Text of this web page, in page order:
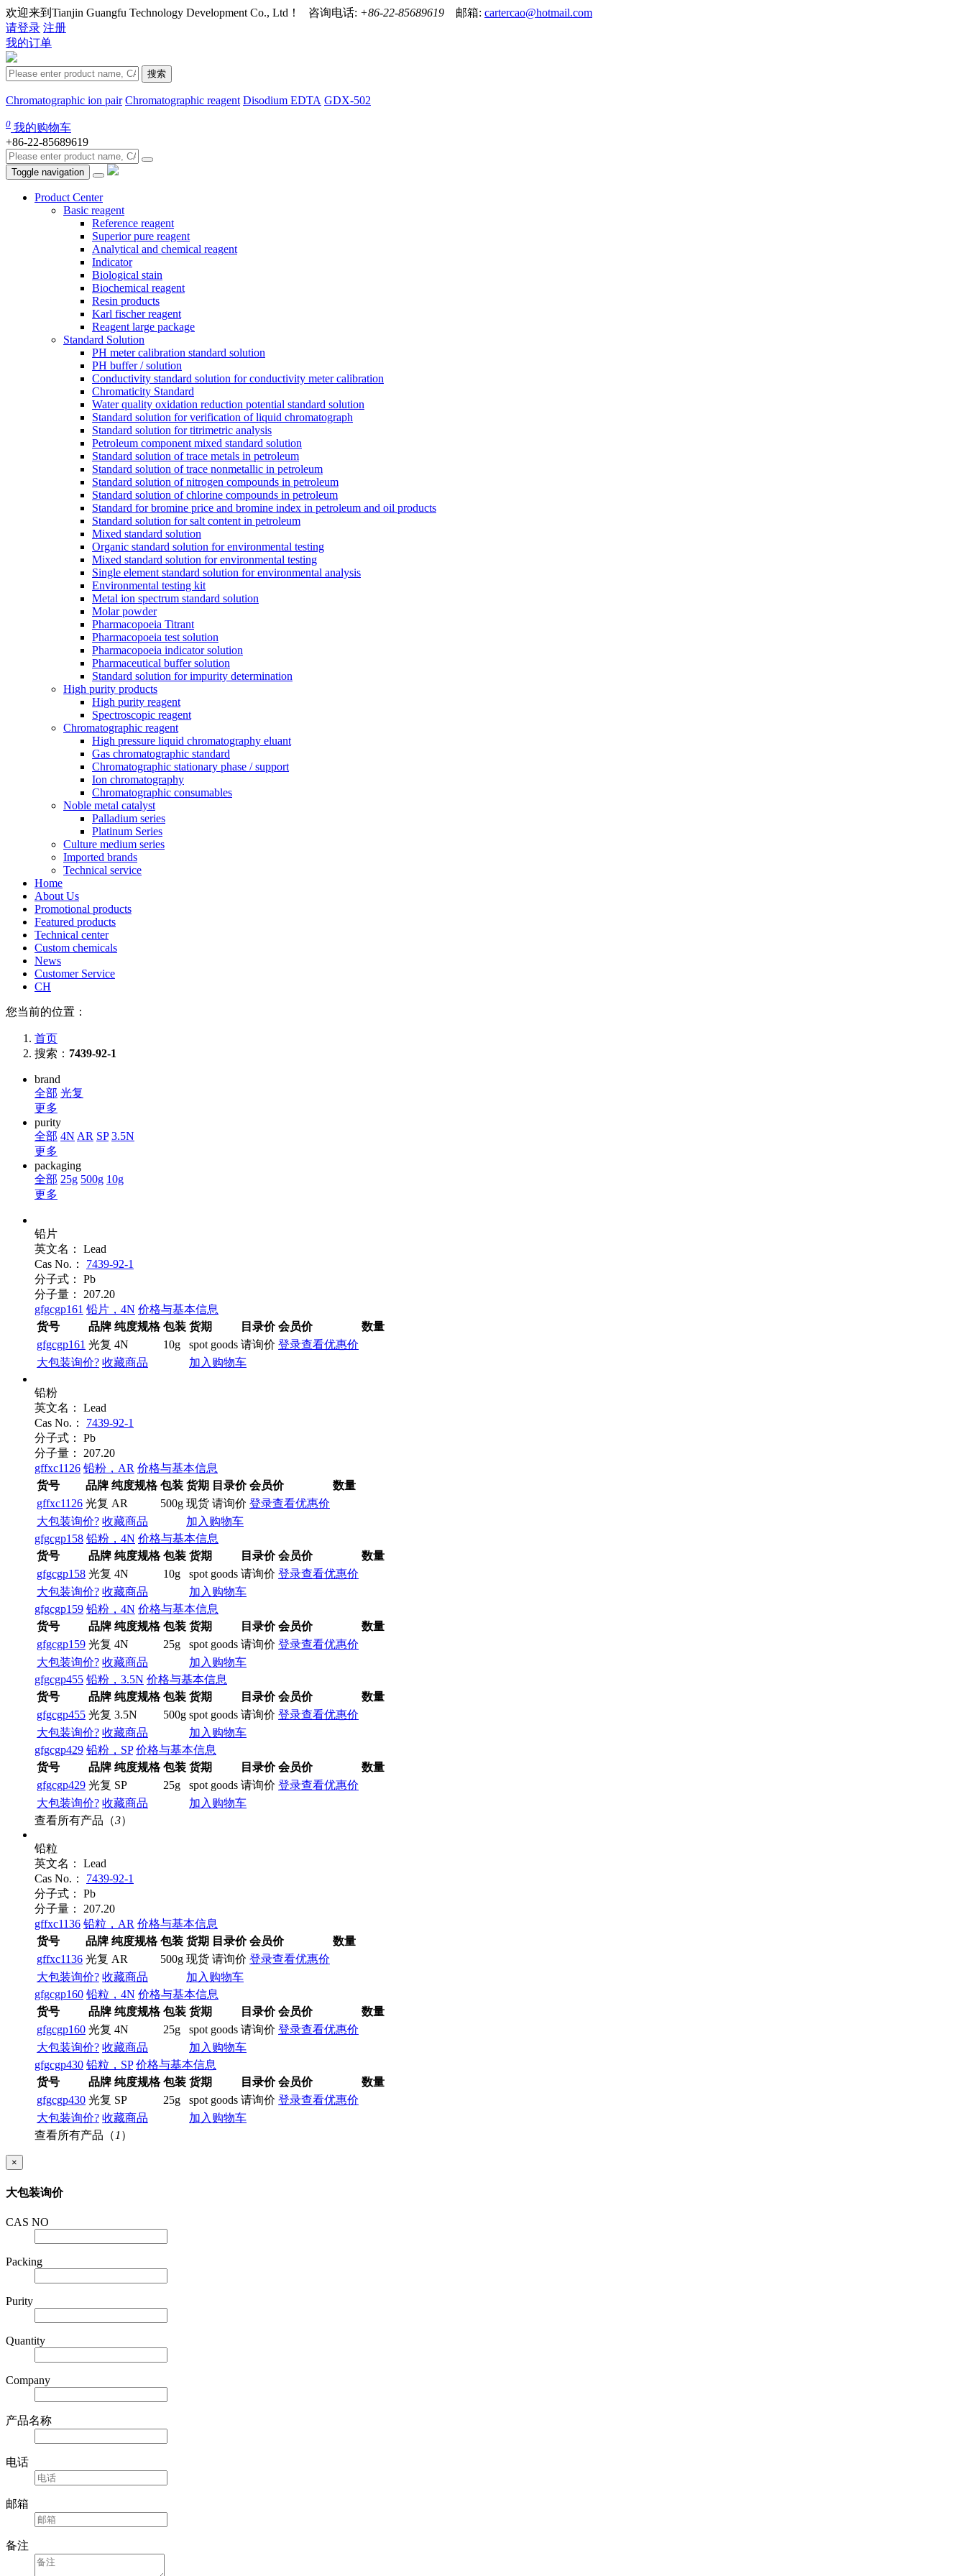
欢迎来到Tianjin Guangfu Technology Development Co., Ltd！ 咨询电话: +86-22-85689619 邮箱: cartercao@hotmail.com
请登录 注册
我的订单
搜索
Chromatographic ion pair Chromatographic reagent Disodium EDTA GDX-502
0 我的购物车
+86-22-85689619
Toggle navigation
Product Center
Basic reagent
Reference reagent
Superior pure reagent
Analytical and chemical reagent
Indicator
Biological stain
Biochemical reagent
Resin products
Karl fischer reagent
Reagent large package
Standard Solution
PH meter calibration standard solution
PH buffer / solution
Conductivity standard solution for conductivity meter calibration
Chromaticity Standard
Water quality oxidation reduction potential standard solution
Standard solution for verification of liquid chromatograph
Standard solution for titrimetric analysis
Petroleum component mixed standard solution
Standard solution of trace metals in petroleum
Standard solution of trace nonmetallic in petroleum
Standard solution of nitrogen compounds in petroleum
Standard solution of chlorine compounds in petroleum
Standard for bromine price and bromine index in petroleum and oil products
Standard solution for salt content in petroleum
Mixed standard solution
Organic standard solution for environmental testing
Mixed standard solution for environmental testing
Single element standard solution for environmental analysis
Environmental testing kit
Metal ion spectrum standard solution
Molar powder
Pharmacopoeia Titrant
Pharmacopoeia test solution
Pharmacopoeia indicator solution
Pharmaceutical buffer solution
Standard solution for impurity determination
High purity products
High purity reagent
Spectroscopic reagent
Chromatographic reagent
High pressure liquid chromatography eluant
Gas chromatographic standard
Chromatographic stationary phase / support
Ion chromatography
Chromatographic consumables
Noble metal catalyst
Palladium series
Platinum Series
Culture medium series
Imported brands
Technical service
Home
About Us
Promotional products
Featured products
Technical center
Custom chemicals
News
Customer Service
CH
您当前的位置：
首页
搜索： 7439-92-1
brand
全部 光复
更多
purity
全部 4N AR SP 3.5N
更多
packaging
全部 25g 500g 10g
更多
铅片
英文名：
Lead
Cas No.：
7439-92-1
分子式：
Pb
分子量：
207.20
gfgcgp161 铅片，4N 价格与基本信息
货号
品牌 纯度规格 包装 货期 目录价 会员价
数量
gfgcgp161 光复 4N 10g spot goods 请询价 登录查看优惠价
大包装询价? 收藏商品 加入购物车
铅粉
英文名：
Lead
Cas No.：
7439-92-1
分子式：
Pb
分子量：
207.20
gffxc1126 铅粉，AR 价格与基本信息
货号
品牌 纯度规格 包装 货期 目录价 会员价
数量
gffxc1126 光复 AR 500g 现货 请询价 登录查看优惠价
大包装询价? 收藏商品
加入购物车
gfgcgp158 铅粉，4N 价格与基本信息
货号
品牌 纯度规格 包装 货期 目录价 会员价
数量
gfgcgp158 光复 4N 10g spot goods 请询价 登录查看优惠价
大包装询价? 收藏商品
加入购物车
gfgcgp159 铅粉，4N 价格与基本信息
货号
品牌 纯度规格 包装 货期 目录价 会员价
数量
gfgcgp159 光复 4N 25g spot goods 请询价 登录查看优惠价
大包装询价? 收藏商品
加入购物车
gfgcgp455 铅粉，3.5N 价格与基本信息
货号
品牌 纯度规格 包装 货期 目录价 会员价
数量
gfgcgp455 光复 3.5N 500g spot goods 请询价 登录查看优惠价
大包装询价? 收藏商品
加入购物车
gfgcgp429 铅粉，SP 价格与基本信息
货号
品牌 纯度规格 包装 货期 目录价 会员价
数量
gfgcgp429 光复 SP 25g spot goods 请询价 登录查看优惠价
大包装询价? 收藏商品
加入购物车
查看所有产品（3）
铅粒
英文名：
Lead
Cas No.：
7439-92-1
分子式：
Pb
分子量：
207.20
gffxc1136 铅粒，AR 价格与基本信息
货号
品牌 纯度规格 包装 货期 目录价 会员价
数量
gffxc1136 光复 AR 500g 现货 请询价 登录查看优惠价
大包装询价? 收藏商品
加入购物车
gfgcgp160 铅粒，4N 价格与基本信息
货号
品牌 纯度规格 包装 货期 目录价 会员价
数量
gfgcgp160 光复 4N 25g spot goods 请询价 登录查看优惠价
大包装询价? 收藏商品
加入购物车
gfgcgp430 铅粒，SP 价格与基本信息
货号
品牌 纯度规格 包装 货期 目录价 会员价
数量
gfgcgp430 光复 SP 25g spot goods 请询价 登录查看优惠价
大包装询价? 收藏商品
加入购物车
查看所有产品（ 1 ）
×
大包装询价
CAS NO
Packing
Purity
Quantity
Company
产品名称
电话
邮箱
备注